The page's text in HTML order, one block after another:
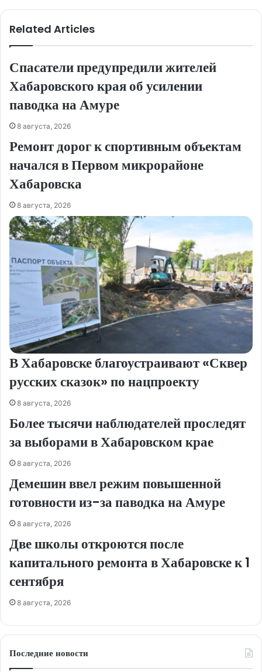
Related Articles
Спасатели предупредили жителей
Хабаровского края об усилении
паводка на Амуре
8 августа, 2026
Ремонт дорог к спортивным объектам
начался в Первом микрорайоне
Хабаровска
8 августа, 2026
В Хабаровске благоустраивают «Сквер
русских сказок» по нацпроекту
8 августа, 2026
Более тысячи наблюдателей проследят
за выборами в Хабаровском крае
8 августа, 2026
Демешин ввел режим повышенной
готовности из-за паводка на Амуре
8 августа, 2026
Две школы откроются после
капитального ремонта в Хабаровске к 1
сентября
8 августа, 2026
Последние новости